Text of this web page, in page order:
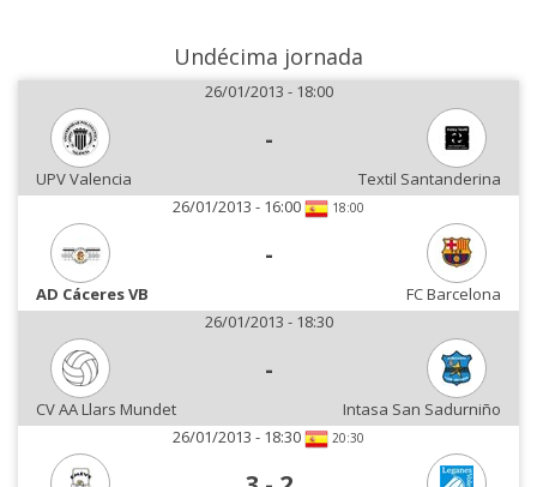
Undécima jornada
26/01/2013 - 18:00
-
UPV Valencia
Textil Santanderina
26/01/2013 - 16:00
18:00
-
AD Cáceres VB
FC Barcelona
26/01/2013 - 18:30
-
CV AA Llars Mundet
Intasa San Sadurniño
26/01/2013 - 18:30
20:30